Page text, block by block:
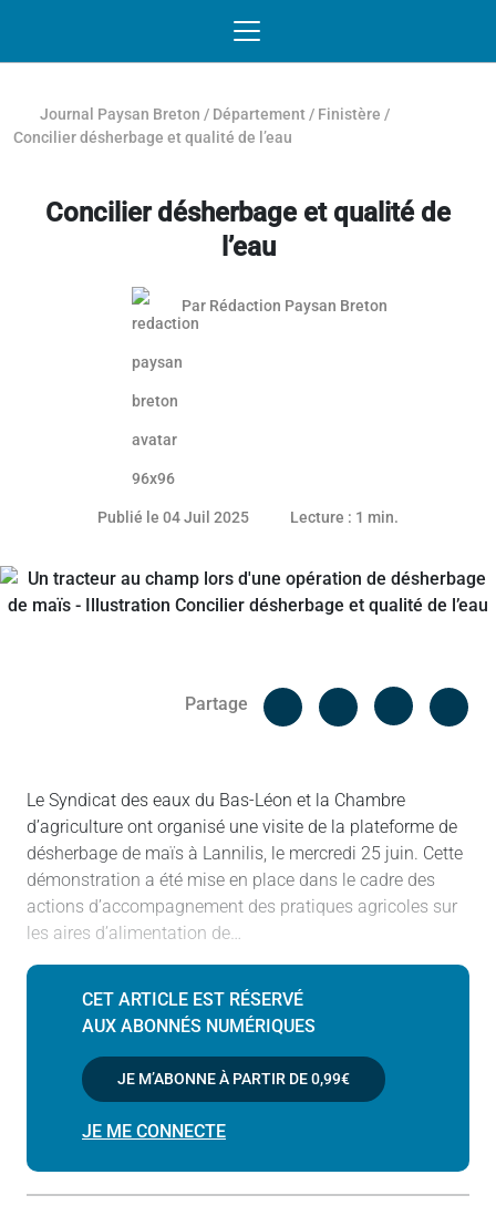
Journal Paysan Breton / Département / Finistère /
Concilier désherbage et qualité de l’eau
Concilier désherbage et qualité de
l’eau
Article réservé aux abonnés
Par Rédaction Paysan Breton
Publié le 04 Juil 202503 juillet 2025
Lecture : 1 min.
Partage
Facebook
Le Syndicat des eaux du Bas-Léon et la Chambre
d’agriculture ont organisé une visite de la plateforme de
désherbage de maïs à Lannilis, le mercredi 25 juin. Cette
démonstration a été mise en place dans le cadre des
actions d’accompagnement des pratiques agricoles sur
les aires d’alimentation de…
CET ARTICLE EST RÉSERVÉ
AUX ABONNÉS NUMÉRIQUES
JE M’ABONNE À PARTIR DE0,99€
JE ME CONNECTE